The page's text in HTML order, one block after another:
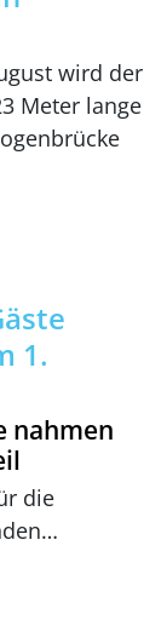
wird der
Meter lange
1.
nahmen
die